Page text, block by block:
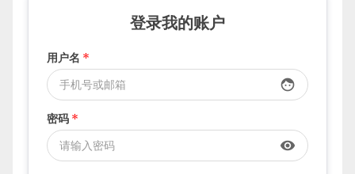
登录我的账户
用户名 *
face
密码 *
visibility